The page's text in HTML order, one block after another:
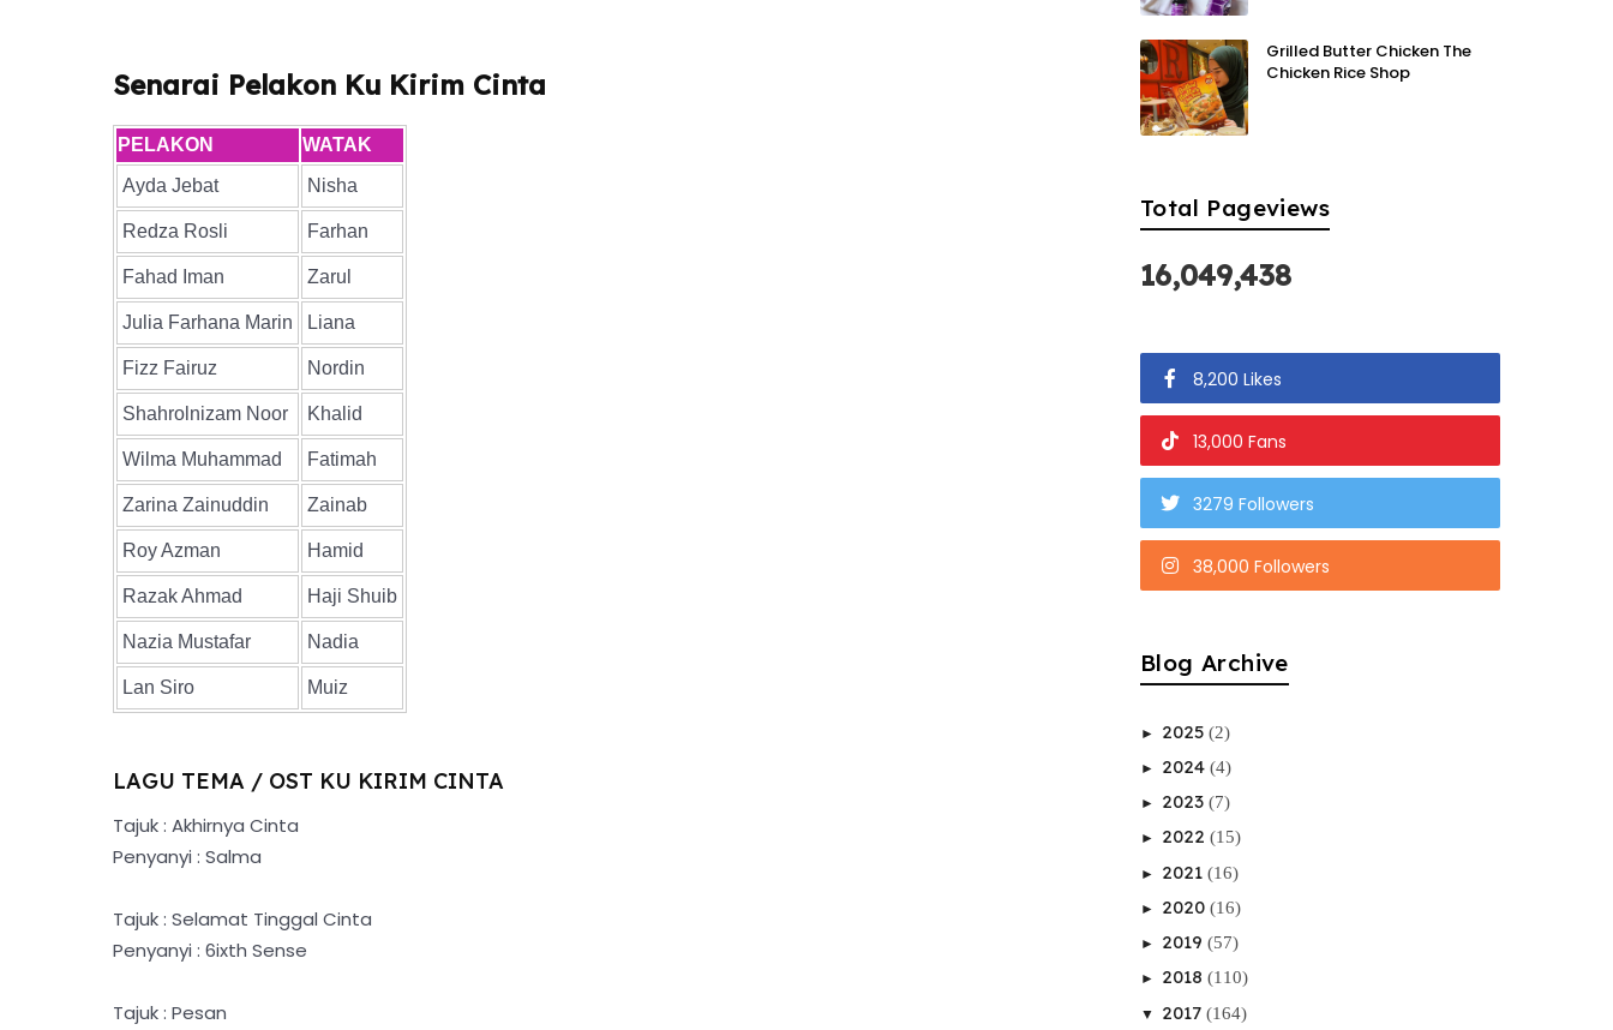
Senarai Pelakon Ku Kirim Cinta
PELAKON
WATAK
Ayda Jebat
Nisha
Redza Rosli Farhan
Fahad Iman Zarul
Julia Farhana Marin Liana
Fizz Fairuz Nordin
Shahrolnizam Noor Khalid
Wilma Muhammad Fatimah
Zarina Zainuddin Zainab
Roy Azman Hamid
Razak Ahmad Haji Shuib
Nazia Mustafar Nadia
Lan Siro Muiz
LAGU TEMA / OST KU KIRIM CINTA
Tajuk : Akhirnya Cinta
Penyanyi : Salma
Tajuk : Selamat Tinggal Cinta
Penyanyi : 6ixth Sense
Tajuk : Pesan
Grilled Butter Chicken The
Chicken Rice Shop
Total Pageviews
16,049,438
8,200 Likes
13,000 Fans
3279 Followers
38,000 Followers
Blog Archive
► 2025 (2)
► 2024 (4)
► 2023 (7)
► 2022 (15)
► 2021 (16)
► 2020 (16)
► 2019 (57)
► 2018 (110)
▼ 2017 (164)